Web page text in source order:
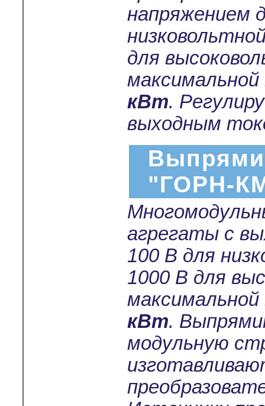
напряжением
для
кВт.
выходным
"ГОРН-
агрегаты с
100 В для
1000 В для
кВт.
модульную